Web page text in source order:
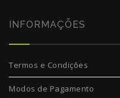
INFORMAÇÕES
Termos e Condições
Modos de Pagamento